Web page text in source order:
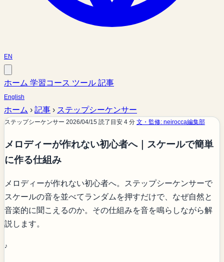
EN
ホーム 学習コース ツール 記事
English
ホーム › 記事 › ステップシーケンサー
ステップシーケンサー 2026/04/15 読了目安 4 分 文・監修: neirocca編集部
メロディーが作れない初心者へ｜スケールで簡単
に作る仕組み
メロディーが作れない初心者へ。ステップシーケンサーで
スケールの音を並べてランダムを押すだけで、なぜ自然と
音楽的に聞こえるのか。その仕組みを音を鳴らしながら解
説します。
♪